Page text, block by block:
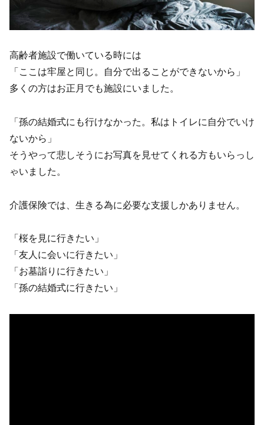
高齢者施設で働いている時には
「ここは牢屋と同じ。自分で出ることができないから」
多くの方はお正月でも施設にいました。
「孫の結婚式にも行けなかった。私はトイレに自分でいけ
ないから」
そうやって悲しそうにお写真を見せてくれる方もいらっし
ゃいました。
介護保険では、生きる為に必要な支援しかありません。
「桜を見に行きたい」
「友人に会いに行きたい」
「お墓詣りに行きたい」
「孫の結婚式に行きたい」